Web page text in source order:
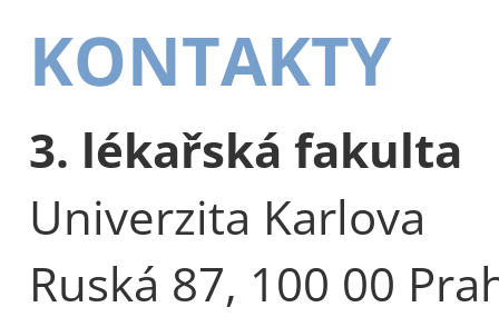
KONTAKTY
3. lékařská fakulta
Univerzita Karlova
Ruská 87, 100 00